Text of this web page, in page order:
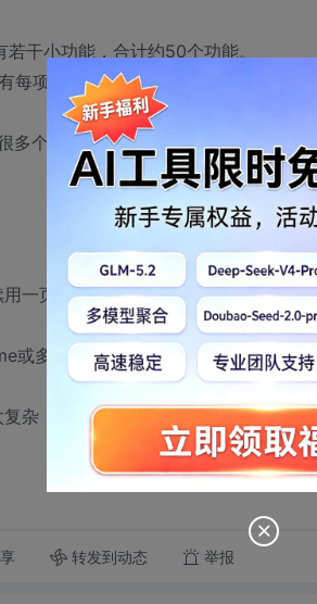
干小功能，合计约50个功能。
每项功能。
多个div块。
一页式的设计？！
或多浏览器窗口，那么要把这些内层合
杂，设计困难 :(
转发到动态 举报